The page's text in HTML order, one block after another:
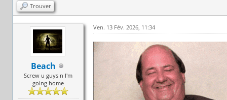
Trouver
Beach
Screw u guys n I'm
going home
Ven. 13 Fév. 2026, 11:34